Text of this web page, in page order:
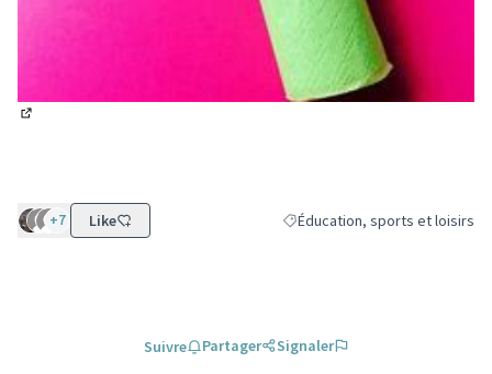
+7 Like Filtrer les résultats de la
Éducation, sports et loisirs
Suivre Partager Signaler